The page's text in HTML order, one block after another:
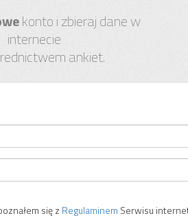
konto i zbieraj dane w
internecie
ankiet.
się z Regulaminem Serwisu